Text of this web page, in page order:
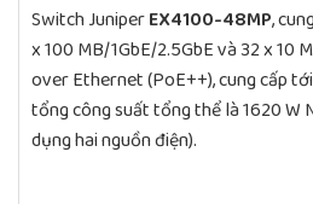
Switch JuniperEX4100-48MP,
x 100 MB/1GbE/2.5GbE và 32 x 10
over Ethernet (PoE++), cung cấp
tổng công suất tổng thể là 1620 W
dụng hai nguồn điện).